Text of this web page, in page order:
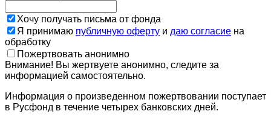
Хочу получать письма от фонда
Я принимаю публичную оферту и даю согласие на
обработку
Пожертвовать анонимно
Внимание! Вы жертвуете анонимно, следите за
информацией самостоятельно.
Информация о произведенном пожертвовании поступает
в Русфонд в течение четырех банковских дней.